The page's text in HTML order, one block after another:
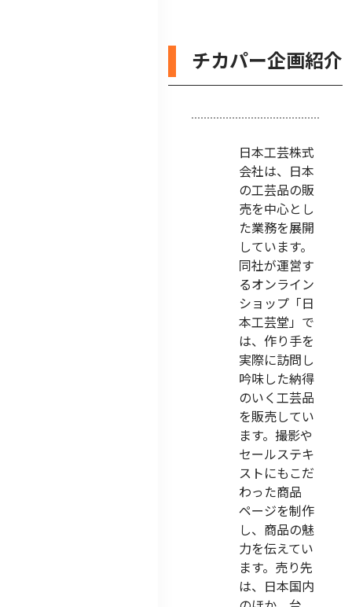
チカパー企画紹介
日本工芸株式
会社は、日本
の工芸品の販
売を中心とし
た業務を展開
しています。
同社が運営す
るオンライン
ショップ「日
本工芸堂」で
は、作り手を
実際に訪問し
吟味した納得
のいく工芸品
を販売してい
ます。撮影や
セールステキ
ストにもこだ
わった商品
ページを制作
し、商品の魅
力を伝えてい
ます。売り先
は、日本国内